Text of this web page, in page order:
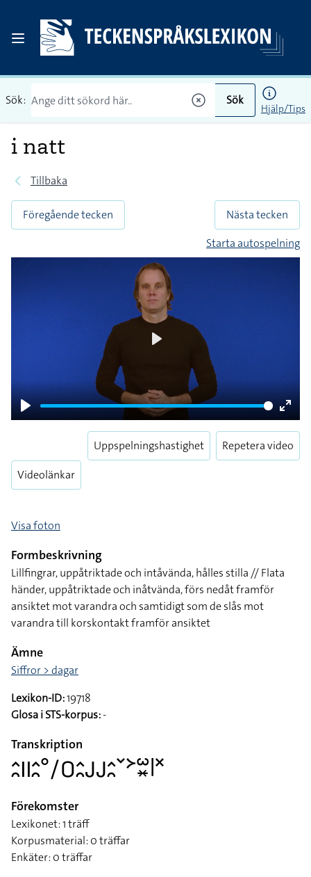
Sök: Sök
Hjälp/Tips
i natt
Tillbaka
Föregående tecken
Nästa tecken
Starta autospelning
Play
Enter
Videolänkar
Uppspelningshastighet Repetera video
Visa foton
Formbeskrivning
Lillfingrar, uppåtriktade och intåvända, hålles stilla // Flata
händer, uppåtriktade och inåtvända, förs nedåt framför
ansiktet mot varandra och samtidigt som de slås mot
varandra till korskontakt framför ansiktet
Ämne
Siffror > dagar
Lexikon-ID:19718
Glosa i STS-korpus:-
Transkription
􌤵􌥘􌤱􌤱􌤵􌥘􌦑􌥠􌤆􌤵􌥘􌤢􌤢􌤵􌥘􌥧􌦅􌥱􌦂􌥼􌦎
Förekomster
Lexikonet: 1 träff
Korpusmaterial: 0 träffar
Enkäter: 0 träffar